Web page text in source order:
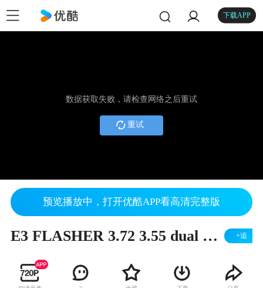
下载APP
数据获取失败，请检查网络之后重试
重试
预览播放中，打开优酷APP看高清完整版
E3 FLASHER 3.72 3.55 dual boot +追